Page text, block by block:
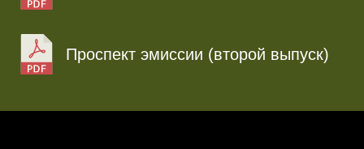
Проспект эмиссии (второй выпуск)